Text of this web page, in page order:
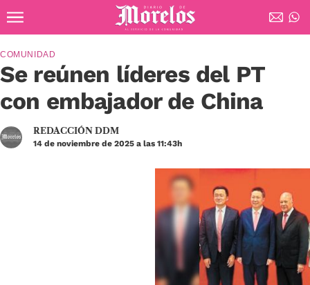
Diario de Morelos
Se reúnen líderes del PT
con embajador de China
COMUNIDAD
REDACCIÓN DDM
14 de noviembre de 2025 a las 11:43h